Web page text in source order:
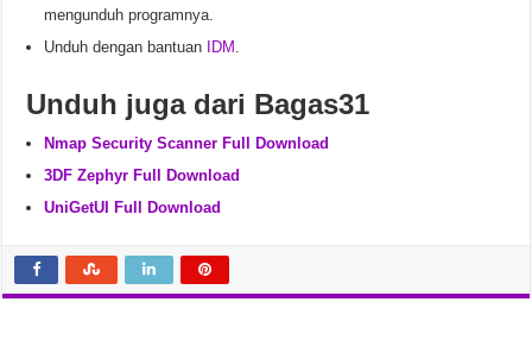
mengunduh programnya.
Unduh dengan bantuan
IDM .
Unduh juga dari Bagas31
Nmap Security Scanner Full Download
3DF Zephyr Full Download
UniGetUI Full Download